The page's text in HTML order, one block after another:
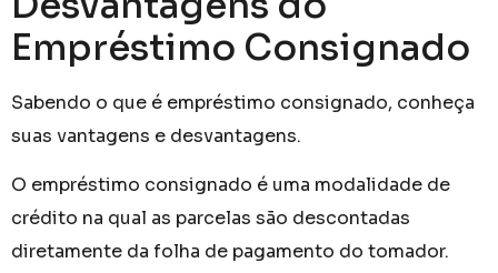
Empréstimo Consignado
Sabendo o que é empréstimo consignado, conheça
suas vantagens e desvantagens.
O empréstimo consignado é uma modalidade de
crédito na qual as parcelas são descontadas
diretamente da folha de pagamento do tomador.